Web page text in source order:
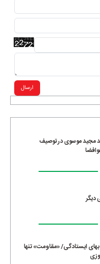
مجید موسوی در توصیف
دیگر
ایستادگی/ «مقاومت» تنها
ارسال